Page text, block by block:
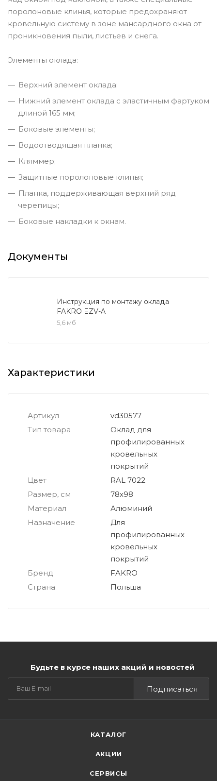
поролоновые клинья, которые предохраняют
кровельную систему в зоне мансардного окна от
проникновения пыли, листьев и снега.
Элементы оклада:
Верхний элемент оклада;
Нижний элемент оклада с эластичным фартуком
длиной 165 мм;
Боковые элементы;
Водоотводящая планка;
Кляммер;
Защитные поролоновые клинья;
Планка, поддерживающая верхний ряд
черепицы;
Боковые накладки к окнам.
Документы
Инструкция по монтажу оклада
FAKRO EZV-A
5,6 мб
Характеристики
Артикул
vd30577
Тип товара
Оклад для
профилированных
кровельных
покрытий
Цвет
RAL 7022
Размер, см
78х98
Материал
Алюминий
Назначение
Для
профилированных
кровельных
покрытий
Бренд
FAKRO
Страна
Польша
Будьте в курсе наших акций и новостей
Подписаться
КАТАЛОГ
АКЦИИ
СЕРВИСЫ